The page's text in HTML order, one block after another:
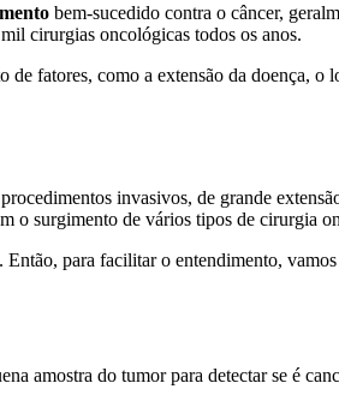
bem-sucedido contra o câncer,
cirurgias oncológicas todos os anos.
fatores, como a extensão da doença, o
invasivos, de grande
o surgimento de vários tipos de cirurgia
. Então, para facilitar o entendimento,
amostra do tumor para detectar se é